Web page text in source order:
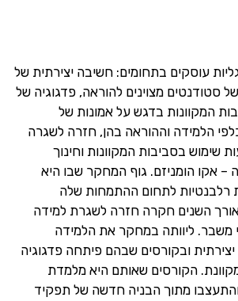
עוסקים בתחומים: חשיבה יצירתית של
סטודנטים מצוינים להוראה, פדגוגיה של
המקוונות בדגש על אמונות של
הלמידה וההוראה בהן, חזרה לשגרה
בסביבות המקוונות וחינוך
– אקו הומניזם. גוף המחקר שבו היא
רלבנטיות לתחום ההתמחות שלה
השנים חקרה חזרה לשגרת למידה
ליוותה במחקר את הלמידה
ובקורסים שבהם פיתחה פדגוגיה
הקורסים שאותם היא מלמדת
מתוך הבניה חדשה של תפקיד